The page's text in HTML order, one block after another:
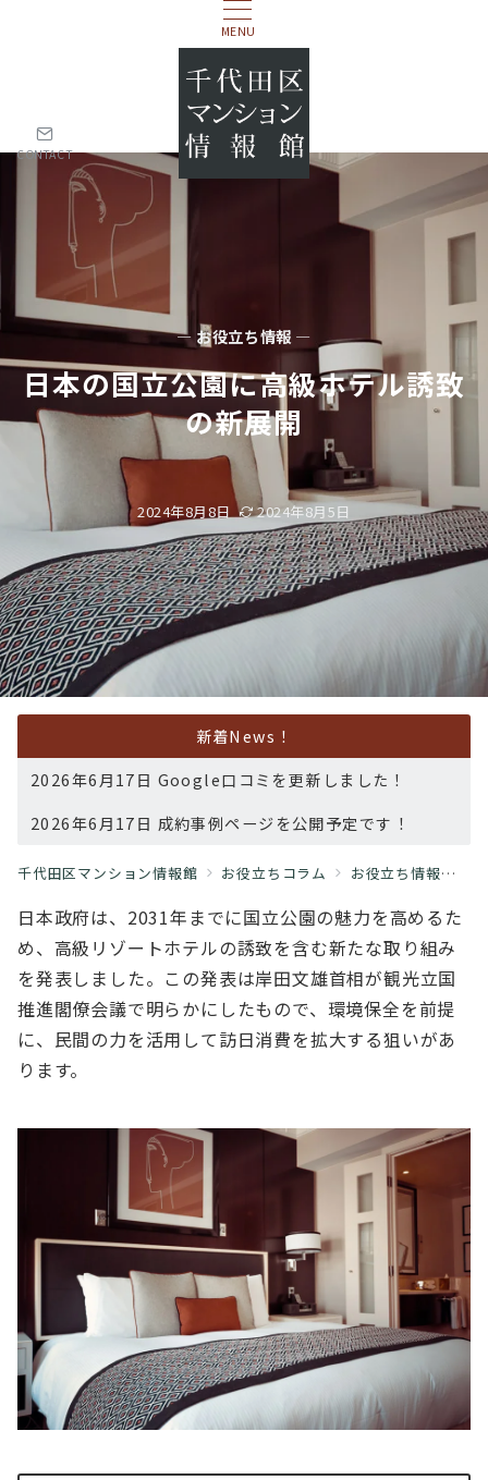
MENU
CONTACT
— お役立ち情報 —
日本の国立公園に高級ホテル誘致
の新展開
2024年8月8日 2024年8月5日
新着News！
2026年6月17日 Google口コミを更新しました！
2026年6月17日 成約事例ページを公開予定です！
千代田区マンション情報館 お役立ちコラム お役立ち情報
日本政府は、2031年までに国立公園の魅力を高めるた
め、高級リゾートホテルの誘致を含む新たな取り組み
を発表しました。この発表は岸田文雄首相が観光立国
推進閣僚会議で明らかにしたもので、環境保全を前提
に、民間の力を活用して訪日消費を拡大する狙いがあ
ります。